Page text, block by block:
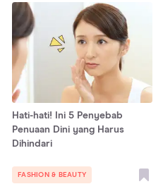
Hati-hati! Ini 5 Penyebab
Penuaan Dini yang Harus
Dihindari
FASHION & BEAUTY